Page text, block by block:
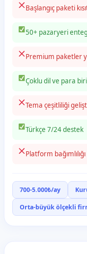
Başlangıç paketi
50+ pazaryeri
Premium paketler
Çoklu dil ve para
Tema çeşitliliği
Türkçe 7/24 destek
Platform bağımlılığı
700-5.000₺/ay
Orta-büyük ölçekli